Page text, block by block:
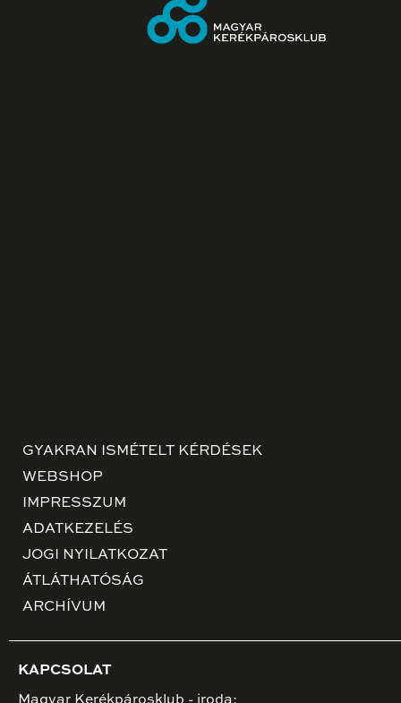
GYAKRAN ISMÉTELT KÉRDÉSEK
WEBSHOP
IMPRESSZUM
ADATKEZELÉS
JOGI NYILATKOZAT
ÁTLÁTHATÓSÁG
ARCHÍVUM
KAPCSOLAT